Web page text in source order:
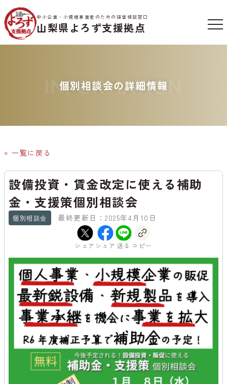
中小企業・小規模事業者のための経営相談窓口
山梨県よろず支援拠点
個別相談会の詳細情報
INFORMATION
« 一覧に戻る
設備投資・賃金改定に使える補助
金・支援策個別相談会
個別相談会 最終更新日：2025年4月10日
シェア シェア 送る コピー